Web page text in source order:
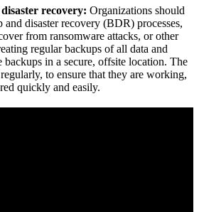
recovery: Organizations should
disaster recovery (BDR) processes,
from ransomware attacks, or other
regular backups of all data and
backups in a secure, offsite location. The
to ensure that they are working,
quickly and easily.